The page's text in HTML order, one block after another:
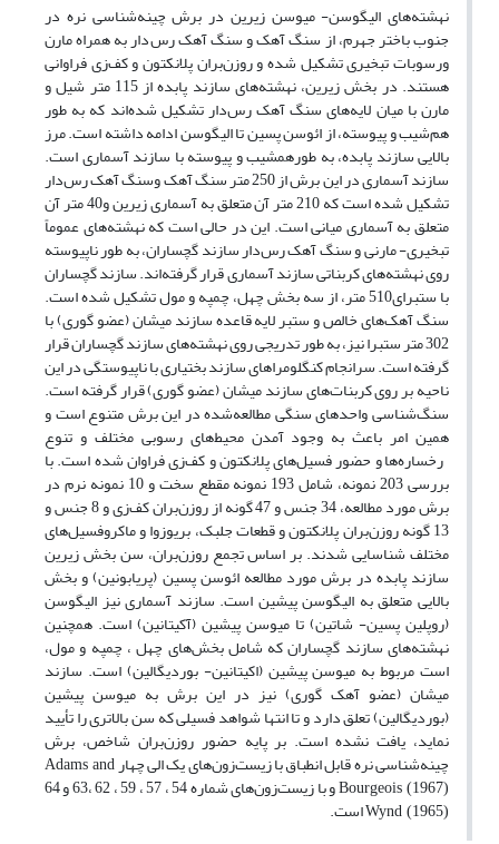
نهشته‌های الیگوسن- میوسن زیرین در برش چینه‌شناسی نره در
جنوب باختر جهرم، از سنگ آهک و سنگ آهک رس‌دار به همراه مارن
ورسوبات تبخیری تشکیل شده و روزن‌بران پلانکتون و کف‌زی فراوانی
هستند. در بخش زیرین، نهشته‌های سازند پابده از 115 متر شیل و
مارن با میان لایه‌های سنگ آهک رس‌دار تشکیل شده‌اند که به طور
هم‌شیب و پیوسته، از ائوسن پسین تا الیگوسن ادامه داشته است. مرز
بالایی سازند پابده، به طورهمشیب و پیوسته با سازند آسماری است.
سازند آسماری در این برش از 250 متر سنگ آهک وسنگ آهک رس‌دار
تشکیل شده است که 210 متر آن متعلق به آسماری زیرین و40 متر آن
متعلق به آسماری میانی است. این در حالی است که نهشته‌های عموماً
تبخیری- مارنی و سنگ آهک رس‌دار سازند گچساران، به طور ناپیوسته
روی نهشته‌های کربناتی سازند آسماری قرار گرفته‌اند. سازند گچساران
با ستبرای510 متر، از سه بخش چهل، چمپه و مول تشکیل شده است.
سنگ آهک‌های خالص و ستبر لایه قاعده سازند میشان (عضو گوری) با
302 متر ستبرا نیز، به طور تدریجی روی نهشته‌های سازند گچساران قرار
گرفته است. سرانجام کنگلومراهای سازند بختیاری با ناپیوستگی در این
ناحیه بر روی کربنات‌های سازند میشان (عضو گوری) قرار گرفته است.
سنگ‌شناسی واحدهای سنگی مطالعه‌شده در این برش متنوع است و
همین امر باعث به وجود آمدن محیط‌های رسوبی مختلف و تنوع
رخساره‌ها و حضور فسیل‌های پلانکتون و کف‌زی فراوان شده است. با
بررسی 203 نمونه، شامل 193 نمونه مقطع سخت و 10 نمونه نرم در
برش مورد مطالعه، 34 جنس و 47 گونه از روزن‌بران کف‌زی و 8 جنس و
13 گونه روزن‌بران پلانکتون و قطعات جلبک، بریوزوا و ماکروفسیل‌های
مختلف شناسایی شدند. بر اساس تجمع روزن‌بران، سن بخش زیرین
سازند پابده در برش مورد مطالعه ائوسن پسین (پریابونین) و بخش
بالایی متعلق به الیگوسن پیشین است. سازند آسماری نیز الیگوسن
(روپلین پسین- شاتین) تا میوسن پیشین (آکیتانین) است. همچنین
نهشته‌های سازند گچساران که شامل بخش‌های چهل ، چمپه و مول،
است مربوط به میوسن پیشین (اکیتانین- بوردیگالین) است. سازند
میشان (عضو آهک گوری) نیز در این برش به میوسن پیشین
(بوردیگالین) تعلق دارد و تا انتها شواهد فسیلی که سن بالاتری را تأیید
نماید، یافت نشده است. بر پایه حضور روزن‌بران شاخص، برش
چینه‌شناسی نره قابل انطباق با زیست‌زون‌های یک الی چهار Adams and
Bourgeois (1967) و با زیست‌زون‌های شماره 54 ، 57 ، 59 ، 62 ،63 و 64
Wynd (1965)است.